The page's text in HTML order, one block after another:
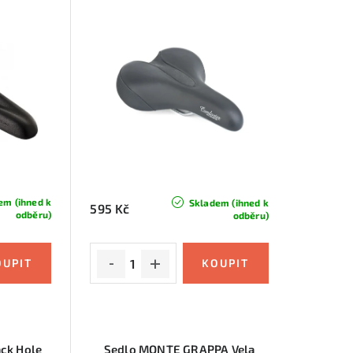
(ihned k
odběru)
Skladem (ihned k
odběru)
595 Kč
Hole
Sedlo MONTE GRAPPA Vela